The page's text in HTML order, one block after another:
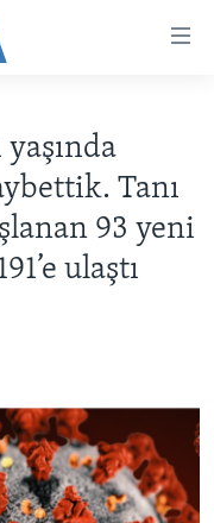
yaşında
Tanı
93 yeni
ulaştı